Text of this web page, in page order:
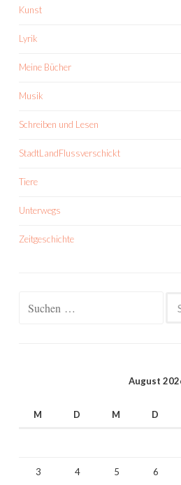
Kunst
Lyrik
Meine Bücher
Musik
Schreiben und Lesen
StadtLandFlussverschickt
Tiere
Unterwegs
Zeitgeschichte
August
M D M D
3 4 5 6